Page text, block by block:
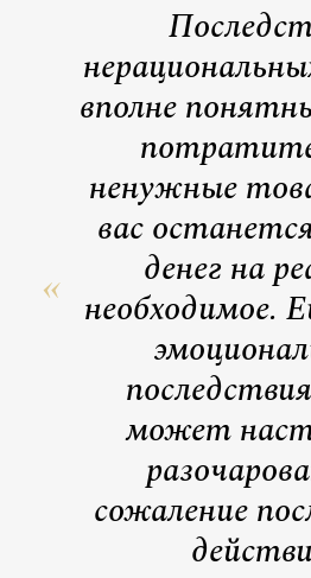
вполне
ненужные
вас
денег на
необходимое.
может
сожаление